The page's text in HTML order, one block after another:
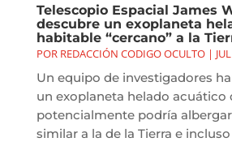
Telescopio Espacial James
descubre un exoplaneta
habitable “cercano” a la
POR REDACCIÓN CODIGO OCULTO|
Un equipo de investigadores
un exoplaneta helado acuático
potencialmente podría
similar a la de la Tierra e